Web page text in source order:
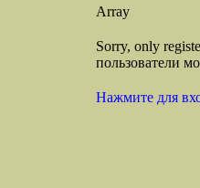
Array
Sorry, only
пользователи
Нажмите для